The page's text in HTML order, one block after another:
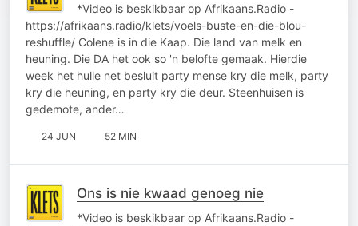
*Video is beskikbaar op Afrikaans.Radio -
https://afrikaans.radio/klets/voels-buste-en-die-blou-
reshuffle/ Colene is in die Kaap. Die land van melk en
heuning. Die DA het ook so 'n belofte gemaak. Hierdie
week het hulle net besluit party mense kry die melk, party
kry die heuning, en party kry die deur. Steenhuisen is
gedemote, ander…
24 JUN 52 MIN
Ons is nie kwaad genoeg nie
*Video is beskikbaar op Afrikaans.Radio -